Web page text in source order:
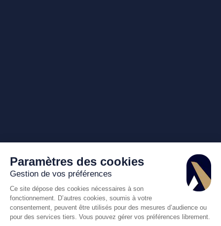
Paramètres des cookies
Gestion de vos préférences
Ce site dépose des cookies nécessaires à son
fonctionnement. D’autres cookies, soumis à votre
consentement, peuvent être utilisés pour des mesures d’audience ou
pour des services tiers. Vous pouvez gérer vos préférences librement.